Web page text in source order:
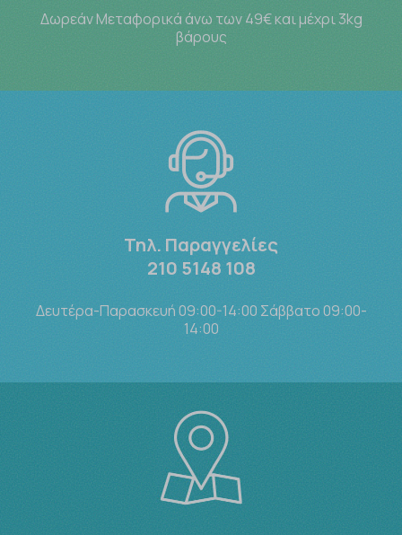
Δωρεάν Μεταφορικά άνω των 49€ και μέχρι 3kg
βάρους
Τηλ. Παραγγελίες
210 5148 108
Δευτέρα-Παρασκευή 09:00-14:00 Σάββατο 09:00-
14:00